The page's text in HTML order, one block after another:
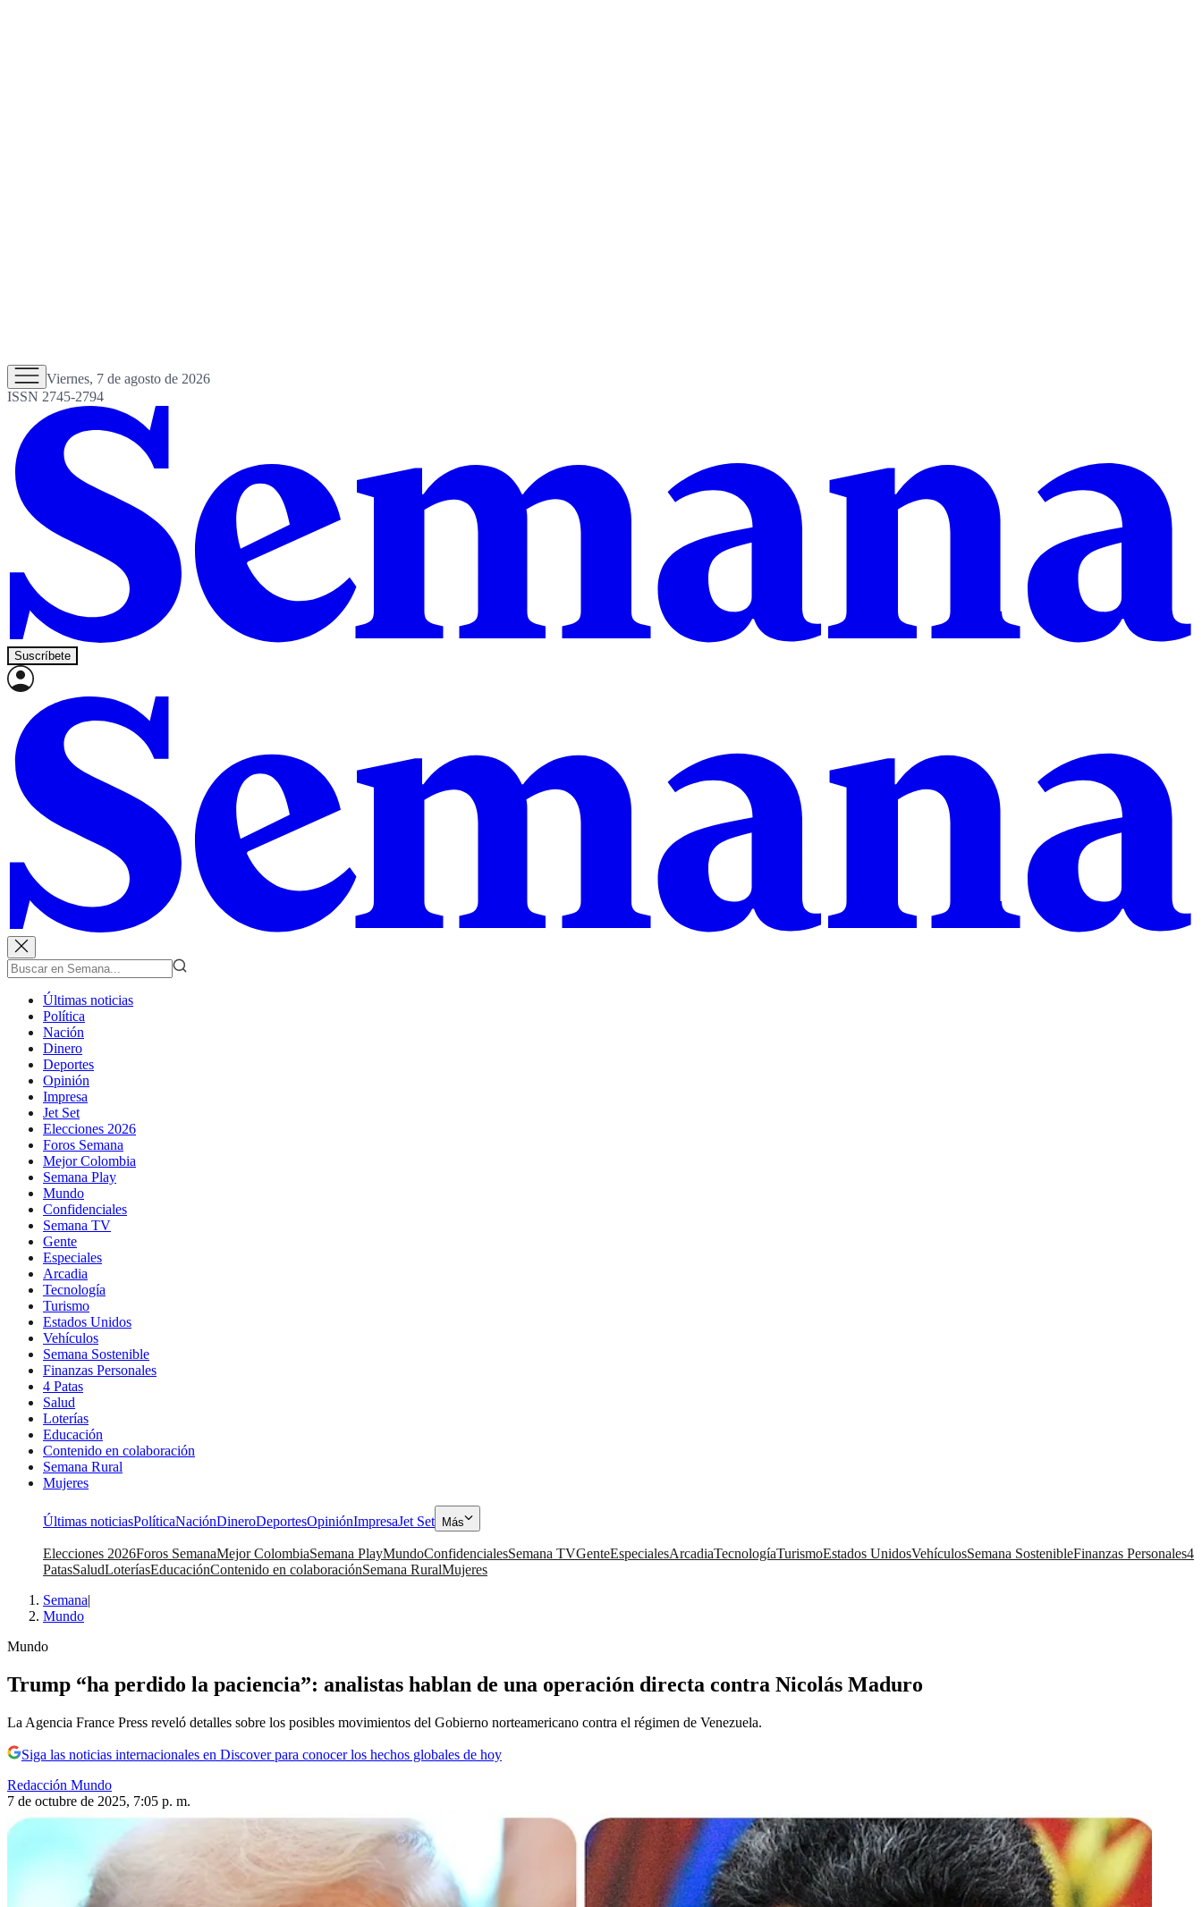
Viernes, 7 de agosto de 2026
ISSN 2745-2794
Suscríbete
Últimas noticias
Política
Nación
Dinero
Deportes
Opinión
Impresa
Jet Set
Elecciones 2026
Foros Semana
Mejor Colombia
Semana Play
Mundo
Confidenciales
Semana TV
Gente
Especiales
Arcadia
Tecnología
Turismo
Estados Unidos
Vehículos
Semana Sostenible
Finanzas Personales
4 Patas
Salud
Loterías
Educación
Contenido en colaboración
Semana Rural
Mujeres
Últimas noticiasPolíticaNaciónDineroDeportesOpiniónImpresaJet Set Más
Elecciones 2026Foros SemanaMejor ColombiaSemana PlayMundoConfidencialesSemana TVGenteEspecialesArcadiaTecnologíaTurismoEstados UnidosVehículosSemana SostenibleFinanzas Personales4
PatasSaludLoteríasEducaciónContenido en colaboraciónSemana RuralMujeres
Semana|
Mundo
Mundo
Trump “ha perdido la paciencia”: analistas hablan de una operación directa contra Nicolás Maduro
La Agencia France Press reveló detalles sobre los posibles movimientos del Gobierno norteamericano contra el régimen de Venezuela.
Siga las noticias internacionales en Discover para conocer los hechos globales de hoy
Redacción Mundo
7 de octubre de 2025, 7:05 p. m.